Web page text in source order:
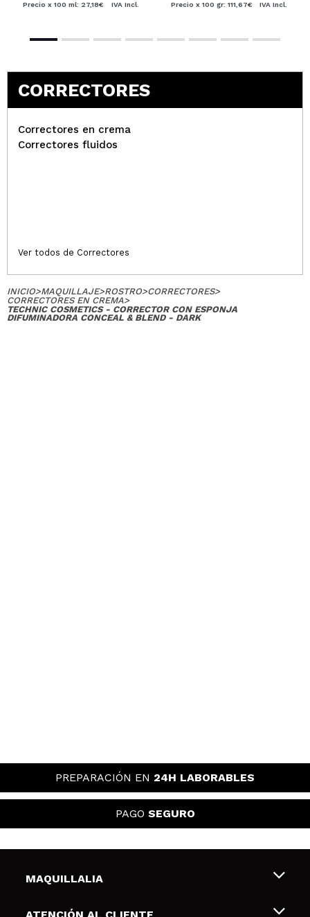
Precio x 100 ml: 27,18€ IVA Incl. Precio x 100 gr: 111,67€ IVA Incl.
CORRECTORES
Correctores en crema
Correctores fluidos
Ver todos de Correctores
INICIO>MAQUILLAJE>ROSTRO>CORRECTORES>
CORRECTORES EN CREMA>
TECHNIC COSMETICS - CORRECTOR CON ESPONJA
DIFUMINADORA CONCEAL & BLEND - DARK
PREPARACIÓN EN 24H LABORABLES
PAGO SEGURO
MAQUILLALIA
Sobre nosotros